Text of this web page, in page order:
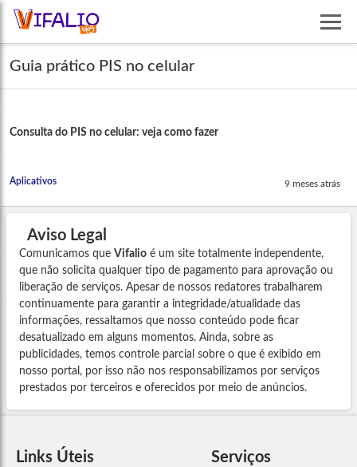
Guia prático PIS no celular
Consulta do PIS no celular: veja como fazer
Aplicativos 9 meses atrás
Aviso Legal
Comunicamos que Vifalio é um site totalmente independente,
que não solicita qualquer tipo de pagamento para aprovação ou
liberação de serviços. Apesar de nossos redatores trabalharem
continuamente para garantir a integridade/atualidade das
informações, ressaltamos que nosso conteúdo pode ficar
desatualizado em alguns momentos. Ainda, sobre as
publicidades, temos controle parcial sobre o que é exibido em
nosso portal, por isso não nos responsabilizamos por serviços
prestados por terceiros e oferecidos por meio de anúncios.
Links Úteis Serviços